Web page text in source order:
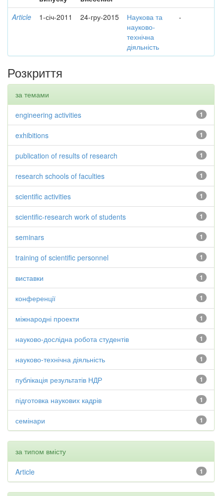
Article 1-січ-2011 24-гру-2015
Наукова та
науково-
технічна
діяльність
-
Розкриття
за темами
1
engineering activities
1
exhibitions
1
publication of results of research
1
research schools of faculties
1
scientific activities
1
scientific-research work of students
1
seminars
1
training of scientific personnel
1
виставки
1
конференції
1
міжнародні проекти
1
науково-дослідна робота студентів
1
науково-технічна діяльність
1
публікація результатів НДР
1
підготовка наукових кадрів
1
семінари
за типом вмісту
1
Article